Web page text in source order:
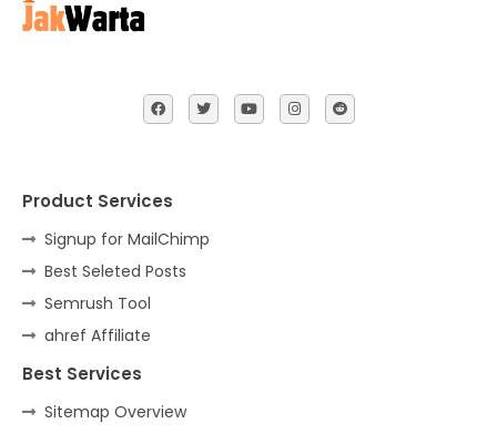
Product Services
Signup for MailChimp
Best Seleted Posts
Semrush Tool
ahref Affiliate
Best Services
Sitemap Overview